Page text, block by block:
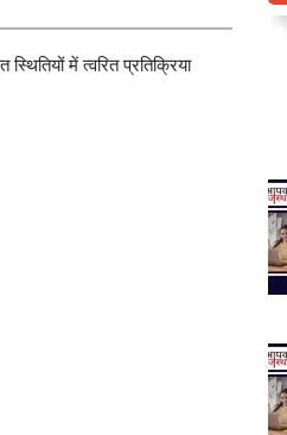
में त्वरित प्रतिक्रिया